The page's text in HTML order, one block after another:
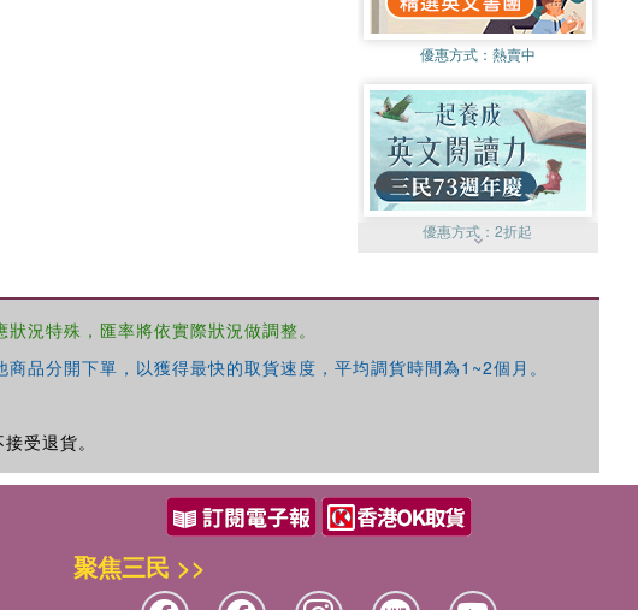
優惠方式： 熱賣中
優惠方式：2折起
況特殊，匯率將依實際狀況做調整。
品分開下單，以獲得最快的取貨速度，平均調貨時間為1~2個月。
受退貨。
聚焦三民 >>